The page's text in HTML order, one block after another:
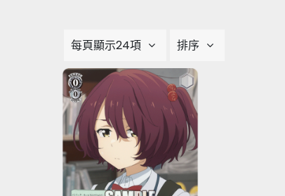
每頁顯示24項 排序